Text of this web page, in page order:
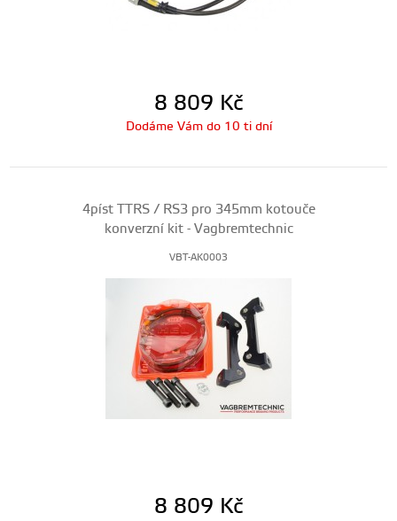
8 809 Kč
Dodáme Vám do 10 ti dní
4píst TTRS / RS3 pro 345mm kotouče
konverzní kit - Vagbremtechnic
VBT-AK0003
8 809 Kč